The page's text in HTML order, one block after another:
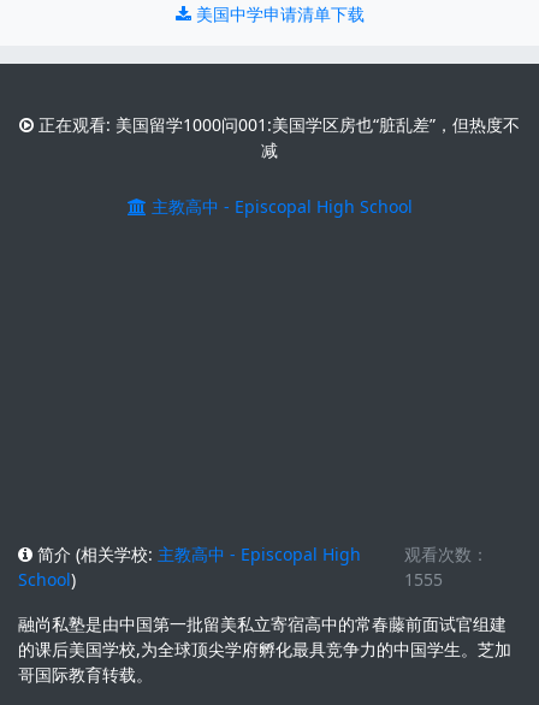
美国中学申请清单下载
正在观看: 美国留学1000问001:美国学区房也“脏乱差”，但热度不
减
主教高中 - Episcopal High School
简介 (相关学校: 主教高中 - Episcopal High
School)
观看次数：
1555
融尚私塾是由中国第一批留美私立寄宿高中的常春藤前面试官组建
的课后美国学校,为全球顶尖学府孵化最具竞争力的中国学生。芝加
哥国际教育转载。